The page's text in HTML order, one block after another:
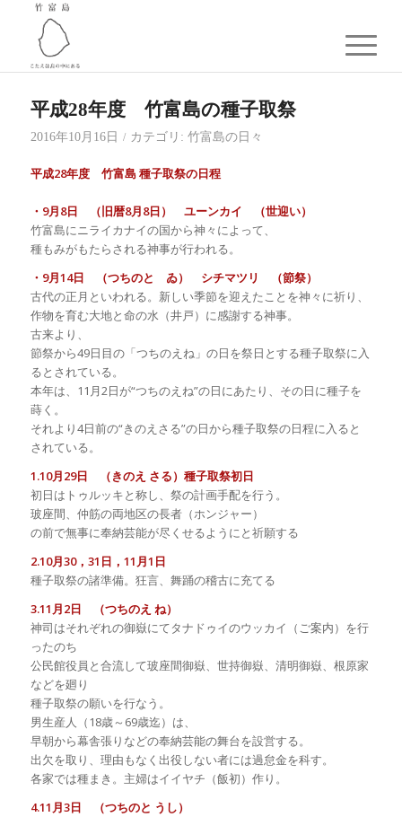
平成28年度 竹富島の種子取祭
2016年10月16日 / カテゴリ: 竹富島の日々
平成28年度 竹富島 種子取祭の日程
・9月8日 （旧暦8月8日） ユーンカイ （世迎い）
竹富島にニライカナイの国から神々によって、
種もみがもたらされる神事が行われる。
・9月14日 （つちのと ゐ） シチマツリ （節祭）
古代の正月といわれる。新しい季節を迎えたことを神々に祈り、
作物を育む大地と命の水（井戸）に感謝する神事。
古来より、
節祭から49日目の「つちのえね」の日を祭日とする種子取祭に入
るとされている。
本年は、11月2日が“つちのえね”の日にあたり、その日に種子を
蒔く。
それより4日前の“きのえさる”の日から種子取祭の日程に入ると
されている。
1.10月29日 （きのえ さる）種子取祭初日
初日はトゥルッキと称し、祭の計画手配を行う。
玻座間、仲筋の両地区の長者（ホンジャー）
の前で無事に奉納芸能が尽くせるようにと祈願する
2.10月30，31日，11月1日
種子取祭の諸準備。狂言、舞踊の稽古に充てる
3.11月2日 （つちのえ ね）
神司はそれぞれの御嶽にてタナドゥイのウッカイ（ご案内）を行
ったのち
公民館役員と合流して玻座間御嶽、世持御嶽、清明御嶽、根原家
などを廻り
種子取祭の願いを行なう。
男生産人（18歳～69歳迄）は、
早朝から幕舎張りなどの奉納芸能の舞台を設営する。
出欠を取り、理由もなく出役しない者には過怠金を科す。
各家では種まき。主婦はイイヤチ（飯初）作り。
4.11月3日 （つちのと うし）